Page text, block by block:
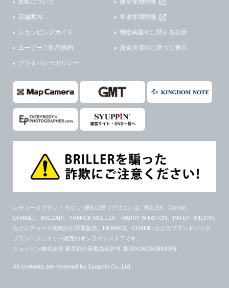
店舗案内
ショッピングガイド
ユーザーご利用規約
プライバシーポリシー
中途採用情報
特定商取引に関する表示
資金決済法に基づく表示
レディースブランド サロン BRILLER（ブリエ） は、ROLEX、Cartier、
CHANEL、BVLGARI、FRANCK MULLER、HARRY WINSTON、PATEK PHILIPPE
などレディース腕時計の買取販売、HERMES、CHANELなどのブランドバッグ、
ブランドジュエリー販売のオンラインストアです。
シュッピン株式会社 東京都公安委員会許可 第304360508043号
All contents are reserved by Syuppin Co.,Ltd.